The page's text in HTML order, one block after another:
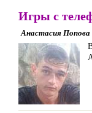
Игры с
Анастасия Попова